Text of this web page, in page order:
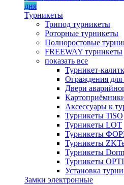
дня
Турникеты
Трипод турникеты
Роторные турникеты
Полноростовые
FREEWAY турникеты
показать все
Турникет-
Ограждения для
Двери
Аксессуары к
Турникеты TiSO
Турникеты LOT
Турникеты
Турникеты
Турникеты
Турникеты
Установка
Замки электронные